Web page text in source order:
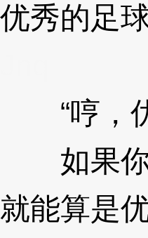
优秀的足
“哼，
如果你
就能算是